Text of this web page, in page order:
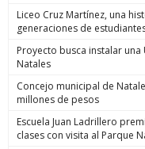
Liceo Cruz Martínez, una
generaciones de
Proyecto busca instalar
Natales
Concejo municipal de
millones de pesos
Escuela Juan Ladrillero
clases con visita al Parque